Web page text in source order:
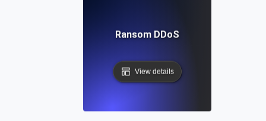
Ransom DDoS
View details